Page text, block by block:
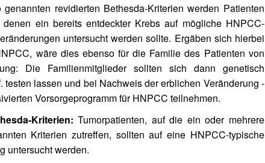
revidierten Bethesda-Kriterien werden Patienten
denen ein bereits entdeckter Krebs auf mögliche HNPCC-
untersucht werden sollte. Ergäben sich hierbei
wäre dies ebenso für die Familie des Patienten von
Die Familienmitglieder sollten sich dann genetisch
testen lassen und bei Nachweis der erblichen Veränderung -
Vorsorgeprogramm für HNPCC teilnehmen.
Kriterien: Tumorpatienten, auf die ein oder mehrere
Kriterien zutreffen, sollten auf eine HNPCC-typische
untersucht werden.